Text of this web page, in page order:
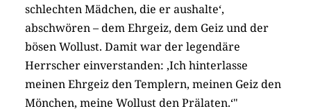
schlechten Mädchen, die er aushalte‘,
abschwören – dem Ehrgeiz, dem Geiz und der
bösen Wollust. Damit war der legendäre
Herrscher einverstanden: ‚Ich hinterlasse
meinen Ehrgeiz den Templern, meinen Geiz den
Mönchen, meine Wollust den Prälaten.‘"